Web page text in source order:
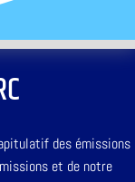
des émissions
et de notre